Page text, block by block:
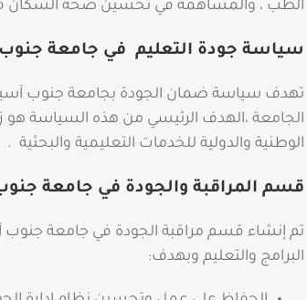
الطب ، والمساهمة في تحسين صحة السكان
سياسة جودة التعليم في جامعة
تهدف سياسة ضمان الجودة بجامعة جنوب
الجامعة ،الهدف الرئيسي من هذه السياسة هو
الوطنية والدولية للخدمات التعليمية والبحثية​​​​ .
قسم المراقبة والجودة في جامعة
تم إنشاء قسم مراقبة الجودة في جامعة
البرامج والتعليم وبهدف: